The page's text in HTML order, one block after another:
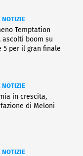
NOTIZIE
Temptation
ascolti boom su
5 per il gran finale
NOTIZIE
in crescita,
di Meloni
NOTIZIE